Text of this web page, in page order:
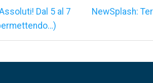
Dal 5 al 7
Articolo
NewSplash: